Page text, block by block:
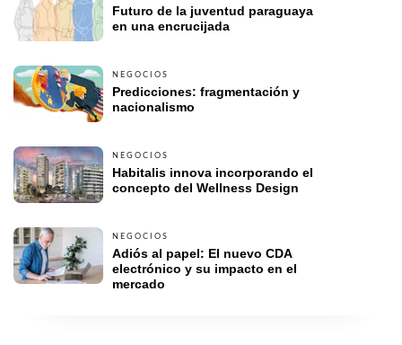
Futuro de la juventud paraguaya
en una encrucijada
NEGOCIOS
Predicciones: fragmentación y
nacionalismo
NEGOCIOS
Habitalis innova incorporando el
concepto del Wellness Design
NEGOCIOS
Adiós al papel: El nuevo CDA
electrónico y su impacto en el
mercado